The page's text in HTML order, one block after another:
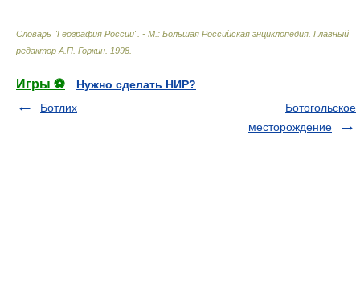
Словарь "География России". - М.: Большая Российская энциклопедия Главный
редактор А.П. Горкин 1998
Игры ⚽
Нужно сделать НИР?
Ботлих
Ботогольское
месторождение